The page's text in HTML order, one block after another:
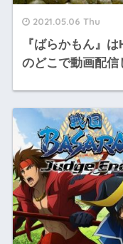
2021.05.06 Thu
『ばらかもん』
のどこで動画配信